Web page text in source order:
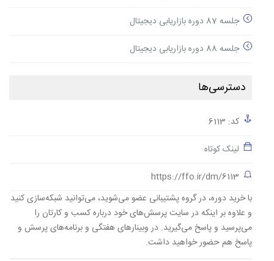
جلسه 87 دوره بازاریابی دیجیتال
جلسه 88 دوره بازاریابی دیجیتال
دسترسی‌ها
کد: 6113
لینک کوتاه
https://ffo.ir/dm/6113
با خرید دوره، در گروه پشتیبانی عضو می‌شوید، می‌توانید شبکه‌سازی کنید
و علاوه بر اینکه در سایت پرسش‌های خود درباره کسب و کارتان را
می‌پرسید و پاسخ می‌گیرید. در وبینارهای هفتگی و برنامه‌های پرسش و
پاسخ هم حضور خواهید داشت.